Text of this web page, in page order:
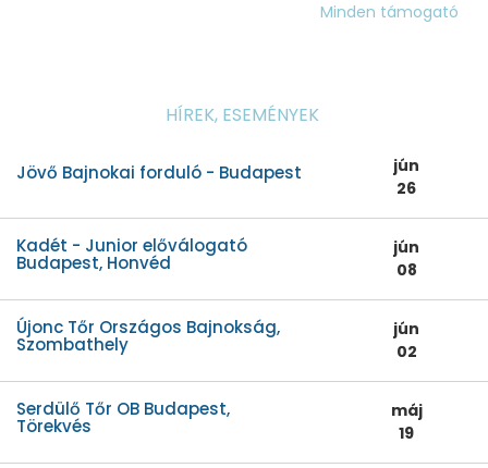
Minden támogató
HÍREK, ESEMÉNYEK
Jövő Bajnokai forduló - Budapest
jún
26
Kadét - Junior előválogató
Budapest, Honvéd
jún
08
Újonc Tőr Országos Bajnokság,
Szombathely
jún
02
Serdülő Tőr OB Budapest,
Törekvés
máj
19